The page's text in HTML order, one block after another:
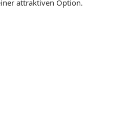
attraktiven Option.